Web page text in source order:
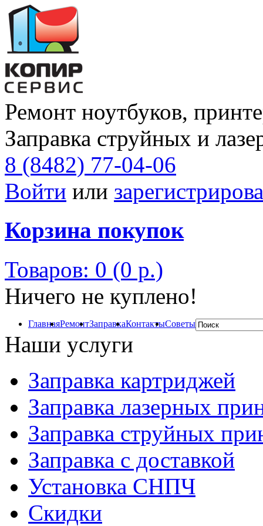
Ремонт ноутбуков,
Заправка струйных и
8 (8482) 77-04-06
Войти или
Корзина покупок
Товаров: 0 (0 р.)
Ничего не куплено!
ГлавнаяРемонтЗаправкаКонтактыСоветы
Наши услуги
Заправка картриджей
Заправка лазерных
Заправка струйных
Заправка с доставкой
Установка СНПЧ
Скидки